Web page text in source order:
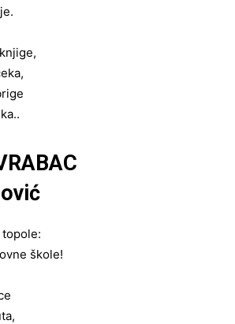
topole:
škole!